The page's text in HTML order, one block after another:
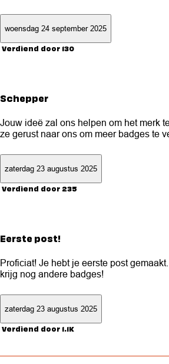
woensdag 24 september 2025
Verdiend door 130
Schepper
Jouw ideë zal ons helpen om het merk
ze gerust naar ons om meer badges te
zaterdag 23 augustus 2025
Verdiend door 235
Eerste post!
Proficiat! Je hebt je eerste post
krijg nog andere badges!
zaterdag 23 augustus 2025
Verdiend door 1.1K